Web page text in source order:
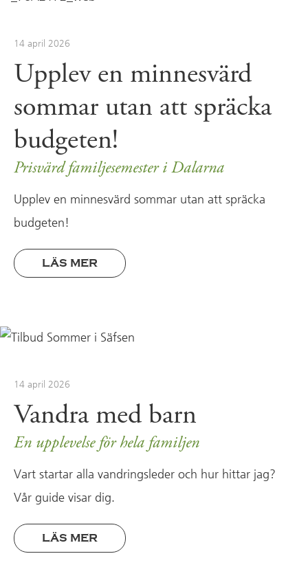
14 april 2026
Upplev en minnesvärd
sommar utan att spräcka
budgeten!
Prisvärd familjesemester i Dalarna
Upplev en minnesvärd sommar utan att spräcka
budgeten!
LÄS MER
14 april 2026
Vandra med barn
En upplevelse för hela familjen
Vart startar alla vandringsleder och hur hittar jag?
Vår guide visar dig.
LÄS MER